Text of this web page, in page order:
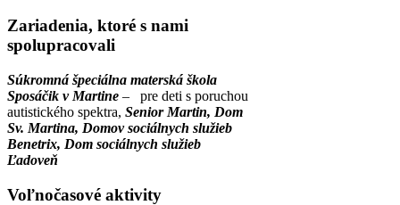
Zariadenia, ktoré s nami
spolupracovali
Súkromná špeciálna materská škola
Sposáčik v Martine – pre deti s poruchou
autistického spektra, Senior Martin, Dom
Sv. Martina, Domov sociálnych služieb
Benetrix, Dom sociálnych služieb
Ľadoveň
Voľnočasové aktivity